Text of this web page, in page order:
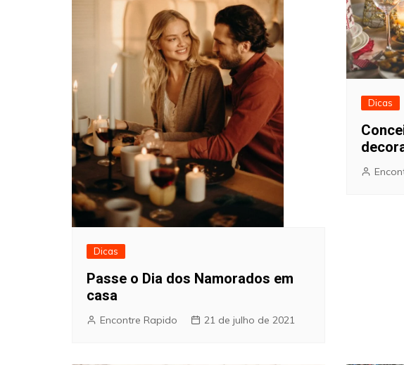
Dicas
Passe o Dia dos Namorados em
casa
Encontre Rapido 21 de julho de 2021
Dicas